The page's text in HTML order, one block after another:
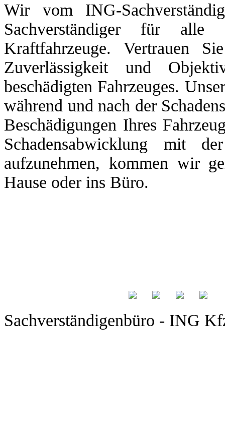
Wir vom ING-
Sachverständiger für
Kraftfahrzeuge. Vertrauen
Zuverlässigkeit und
beschädigten Fahrzeuges.
während und nach der
Beschädigungen Ihres
Schadensabwicklung mit
aufzunehmen, kommen wir
Hause oder ins Büro.
Sachverständigenbüro - ING